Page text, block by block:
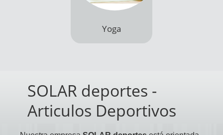
SOLAR deportes
a la comercialización y distribución de todo tipo de
implementos, artículos, accesorios deportivos y de
Educación Física. Contamos con una gran variedad